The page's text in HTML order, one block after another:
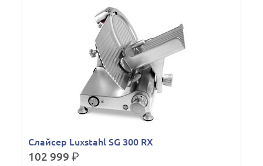
Слайсер Luxstahl SG 300 RX
102 999р.